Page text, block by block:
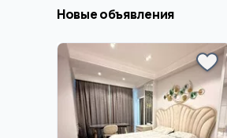
Новые объявления